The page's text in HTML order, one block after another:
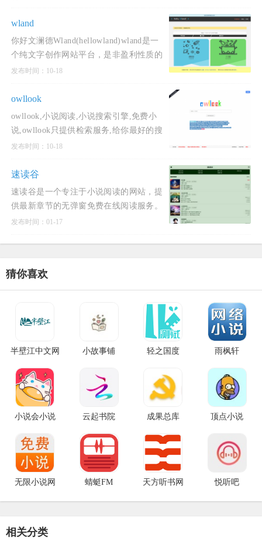
说在线阅读及
wland
你好文澜德Wland(hellowland)wland是一
个纯文字创作网站平台，是非盈利性质的
纯文字内容创作发布平台，专门为作者提
心主旨是让文学创作能
发布时间：10-18
owllook
owllook,小说阅读,小说搜索引擎,免费小
说,owllook只提供检索服务,给你最好的搜
索服务,最清新简洁的阅读体验,无广告,页
打不开某书源,
发布时间：10-18
速读谷
速读谷是一个专注于小说阅读的网站，提
供最新章节的无弹窗免费在线阅读服务。
该网站以清爽干净的界面和无不良弹窗的
发布时间：01-17
猜你喜欢
半壁江中文网 小故事铺 轻之国度 雨枫轩
小说会小说 云起书院 成果总库 顶点小说
无限小说网 蜻蜓FM 天方听书网 悦听吧
相关分类